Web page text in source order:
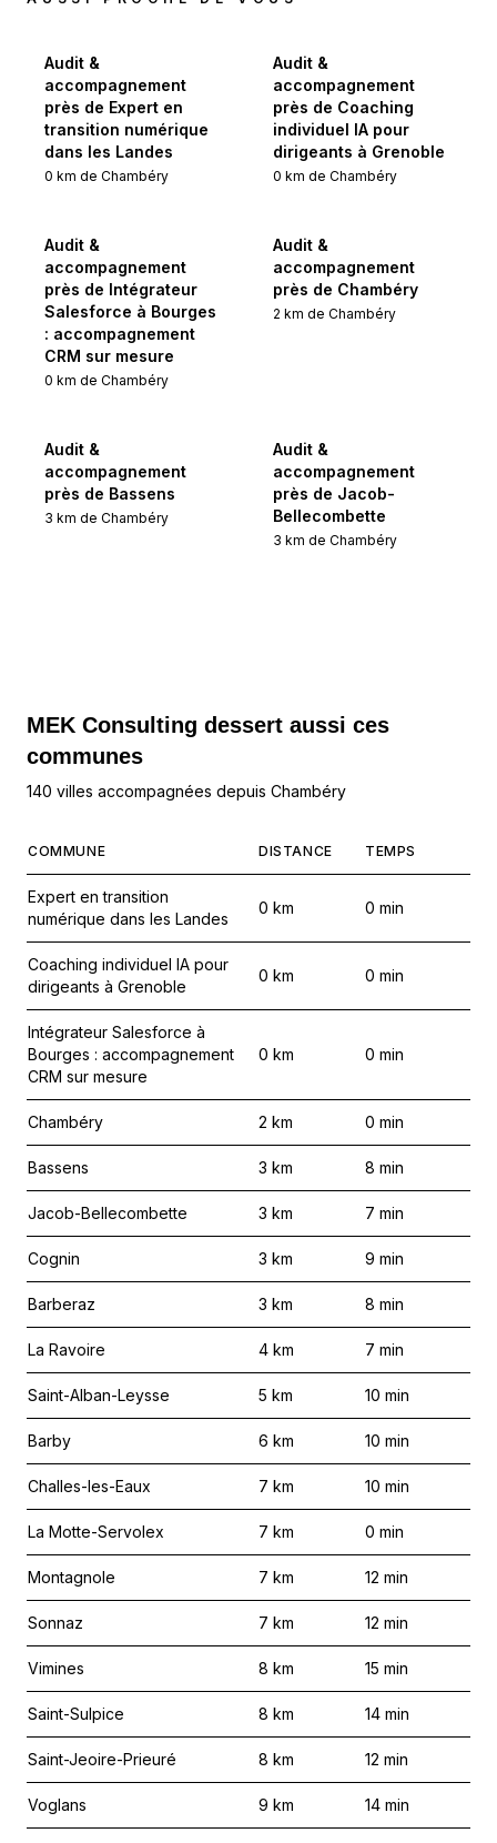
Audit &
accompagnement
près de Expert en
transition numérique
dans les Landes
0 km de Chambéry
Audit &
accompagnement
près de Coaching
individuel IA pour
dirigeants à Grenoble
0 km de Chambéry
Audit &
accompagnement
près de Intégrateur
Salesforce à Bourges
: accompagnement
CRM sur mesure
0 km de Chambéry
Audit &
accompagnement
près de Chambéry
2 km de Chambéry
Audit &
accompagnement
près de Bassens
3 km de Chambéry
Audit &
accompagnement
près de Jacob-
Bellecombette
3 km de Chambéry
MEK Consulting dessert aussi ces
communes
140 villes accompagnées depuis Chambéry
COMMUNE DISTANCE TEMPS
Expert en transition
numérique dans les Landes
0 km 0 min
Coaching individuel IA pour
dirigeants à Grenoble
0 km 0 min
Intégrateur Salesforce à
Bourges : accompagnement
CRM sur mesure
0 km 0 min
Chambéry 2 km 0 min
Bassens 3 km 8 min
Jacob-Bellecombette 3 km 7 min
Cognin 3 km 9 min
Barberaz 3 km 8 min
La Ravoire 4 km 7 min
Saint-Alban-Leysse 5 km 10 min
Barby 6 km 10 min
Challes-les-Eaux 7 km 10 min
La Motte-Servolex 7 km 0 min
Montagnole 7 km 12 min
Sonnaz 7 km 12 min
Vimines 8 km 15 min
Saint-Sulpice 8 km 14 min
Saint-Jeoire-Prieuré 8 km 12 min
Voglans 9 km 14 min